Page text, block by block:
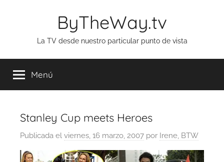
ByTheWay.tv
La TV desde nuestro particular punto de vista
Menú
Stanley Cup meets Heroes
Publicada el viernes, 16 marzo, 2007 por Irene, BTW